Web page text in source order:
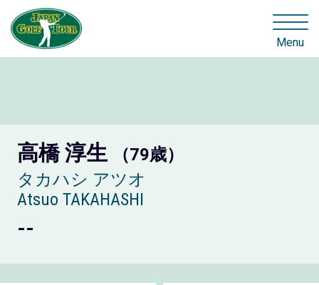
Menu
高橋 淳生
（79歳）
タカハシ アツオ
Atsuo TAKAHASHI
--